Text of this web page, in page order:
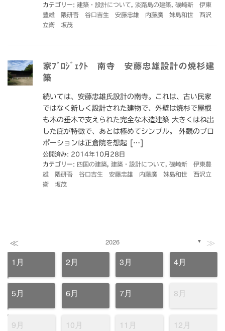
カテゴリー: 建築・設計について 淡路島の建築
磯崎新 伊東
豊雄 隈研吾 谷口吉生 安藤忠雄 内藤廣 妹島和世 西沢
立衛 坂茂
家ﾌﾟﾛｼﾞｪｸﾄ 南寺 安藤忠雄設計の焼杉建
築
続いては、安藤忠雄氏設計の南寺。これは、古い民家
ではなく新しく設計された建物で、外壁は焼杉で屋根
も木の垂木で支えられた完全な木造建築 大きくはね出
した庇が特徴で、あとは極めてシンプル。 外観のプロ
ポーションは正倉院を想起 […]
公開済み: 2014年10月28日
カテゴリー: 四国の建築 建築・設計について
磯崎新 伊東豊
雄 隈研吾 谷口吉生 安藤忠雄 内藤廣 妹島和世 西沢立
衛 坂茂
≪ 2026 ▼ ≫
1月 2月 3月 4月
5月 6月 7月 8月
9月 10月 11月 12月